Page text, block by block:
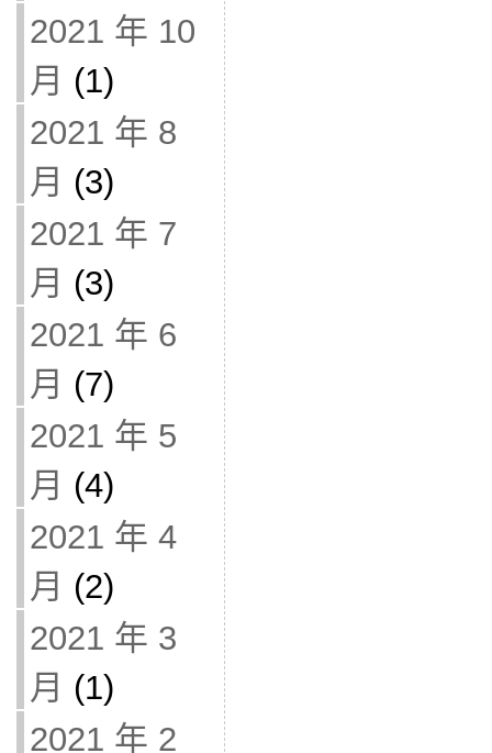
2021 年 10
月 (1)
2021 年 8
月 (3)
2021 年 7
月 (3)
2021 年 6
月 (7)
2021 年 5
月 (4)
2021 年 4
月 (2)
2021 年 3
月 (1)
2021 年 2